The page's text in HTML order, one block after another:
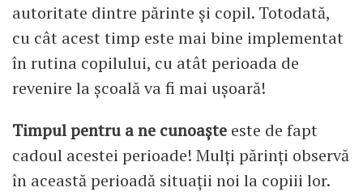
autoritate dintre părinte și copil. Totodată,
cu cât acest timp este mai bine implementat
în rutina copilului, cu atât perioada de
revenire la școală va fi mai ușoară!
Timpul pentru a ne cunoaște este de fapt
cadoul acestei perioade! Mulți părinți observă
în această perioadă situații noi la copiii lor.